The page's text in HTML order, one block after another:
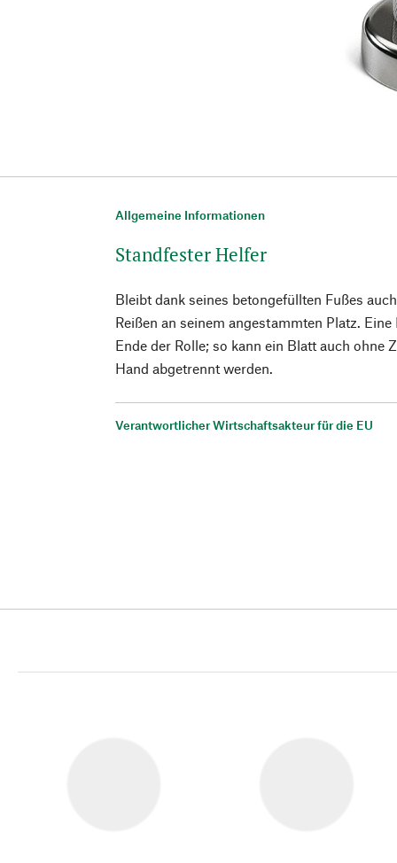
Allgemeine Informationen
Standfester Helfer
Bleibt dank seines betongefüllten Fußes
Reißen an seinem angestammten Platz.
Ende der Rolle; so kann ein Blatt auch ohne
Hand abgetrennt werden.
Verantwortlicher Wirtschaftsakteur für die EU